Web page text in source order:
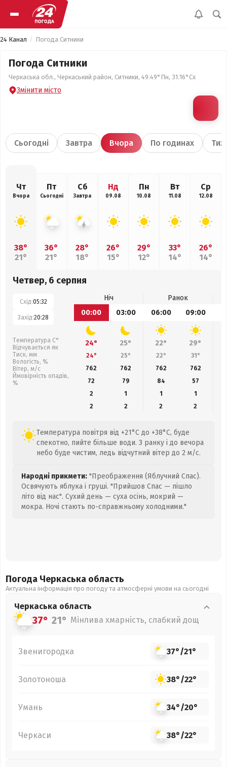
24 Канал Погода Ситники
Погода Ситники
Черкаська обл., Черкаський район, Ситники, 49.49°Пн, 31.16°Сх
Змінити місто
Сьогодні Завтра Вчора По годинах
Чт
Вчора
38°
21°
Пт
Сьогодні
36°
21°
Сб
Завтра
28°
18°
Нд
09.08
26°
15°
Пн
10.08
29°
12°
Вт
11.08
33°
14°
Ср
12.08
26°
14°
Четвер, 6 серпня
Схід:05:32
Захід:20:28
Температура С°
Відчувається як
Тиск, мм
Вологість, %
Вітер, м/с
Ймовірність опадів,
%
Ніч
Ранок
00:00
03:00 06:00 09:00
24° 25° 22° 29°
24° 25° 22° 31°
762
762 762 762
72
79 84 57
2
1 1
1
2
2 2 2
Температура повітря від +21°C до +38°C, буде
спекотно, пийте більше води. З ранку і до вечора
небо буде чистим, ледь відчутний вітер до 2 м/с.
Народні прикмети: "Преображення (Яблучний Спас).
Освячують яблука і груші. "Прийшов Спас — пішло
літо від нас". Сухий день — суха осінь, мокрий —
мокра. Ночі стають по-справжньому холодними."
Погода Черкаська область
Актуальна інформація про погоду та атмосферні умови на сьогодні
Черкаська область
37° 21° Мінлива хмарність, слабкий дощ
Звенигородка 37°/21°
Золотоноша 38°/22°
Умань 34°/20°
Черкаси 38°/22°